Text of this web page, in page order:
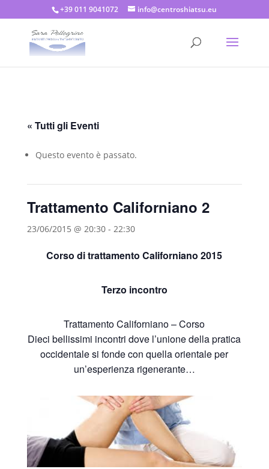
+39 011 9041072 info@centroshiatsu.eu
« Tutti gli Eventi
Questo evento è passato.
Trattamento Californiano 2
23/06/2015 @ 20:30- 22:30
Corso di trattamento Californiano 2015
Terzo incontro
Trattamento Californiano – Corso
Dieci bellissimi incontri dove l’unione della pratica
occidentale si fonde con quella orientale per
un’esperienza rigenerante…